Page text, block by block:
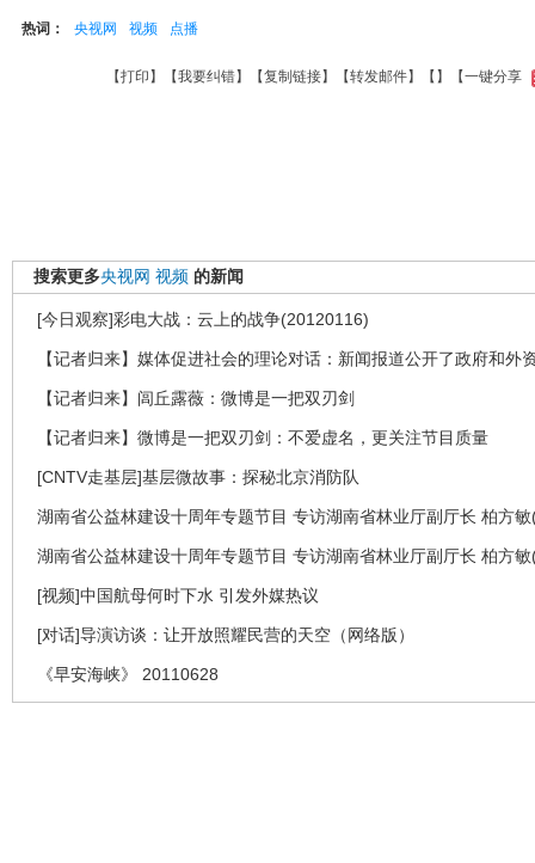
热词： 央视网 视频 点播
【打印 】【我要纠错】【复制链接】【转发邮件】【 】 【一键分享
搜索更多央视网 视频 的新闻
[今日观察]彩电大战：云上的战争(20120116)
【记者归来】媒体促进社会的理论对话：新闻报道公开了政府和外
【记者归来】闾丘露薇：微博是一把双刃剑
【记者归来】微博是一把双刃剑：不爱虚名，更关注节目质量
[CNTV走基层]基层微故事：探秘北京消防队
湖南省公益林建设十周年专题节目 专访湖南省林业厅副厅长 柏方
湖南省公益林建设十周年专题节目 专访湖南省林业厅副厅长 柏方
[视频]中国航母何时下水 引发外媒热议
[对话]导演访谈：让开放照耀民营的天空（网络版）
《早安海峡》 20110628